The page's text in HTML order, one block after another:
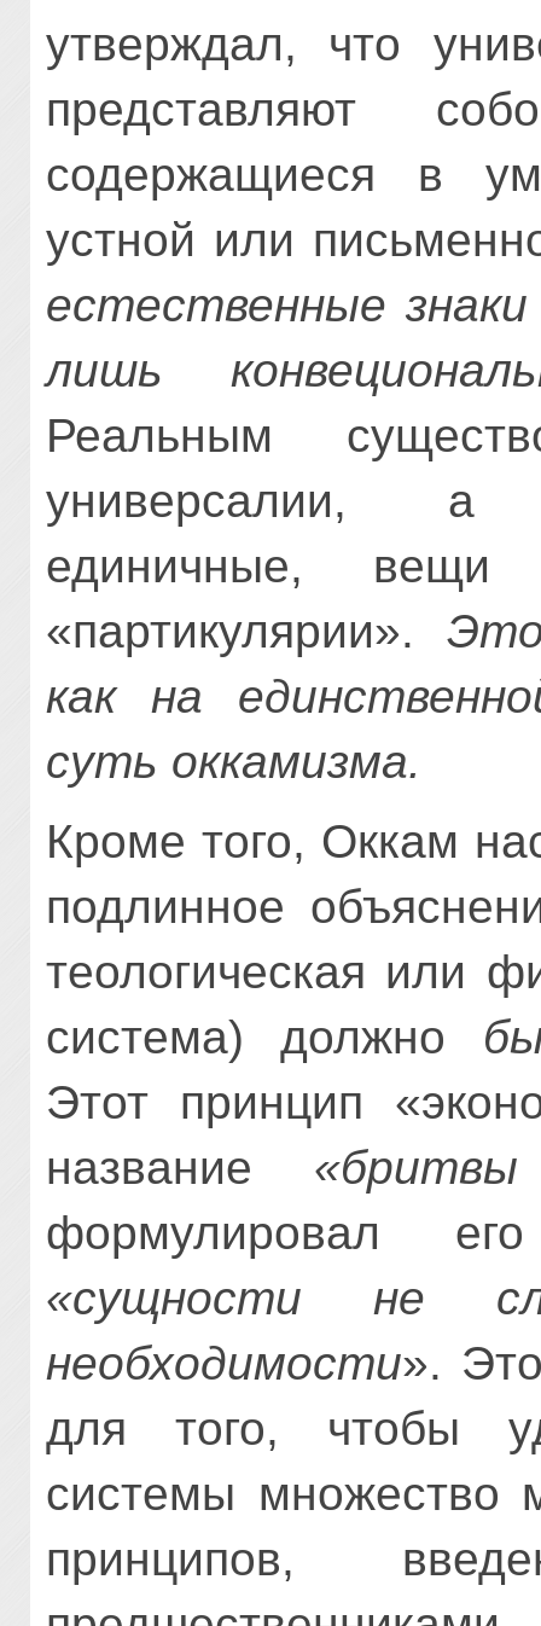
утверждал, что
представляют
содержащиеся в
устной или
естественные
лишь
Реальным
универсалии, а
единичные,
«партикулярии».
как на
суть оккамизма.
Кроме того, Оккам
подлинное
теологическая или
система) должно
Этот принцип
название
формулировал
«сущности не
необходимости».
для того, чтобы
системы множество
принципов,